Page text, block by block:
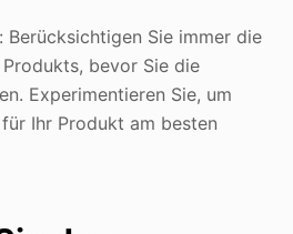
Berücksichtigen Sie immer die
bevor Sie die
Experimentieren Sie, um
Ihr Produkt am besten